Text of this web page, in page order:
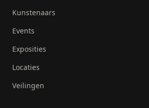
Kunstenaars
Events
Exposities
Locaties
Veilingen